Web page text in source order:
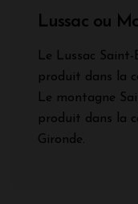
Lussac ou
Le Lussac
produit dans la
Le montagne
produit dans la
Gironde.